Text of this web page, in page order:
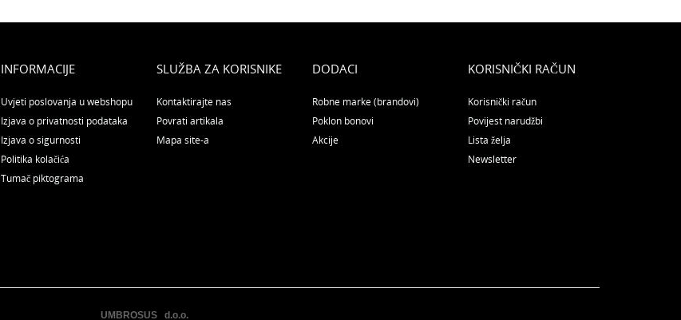
INFORMACIJE
Uvjeti poslovanja u webshopu
Izjava o privatnosti podataka
Izjava o sigurnosti
Politika kolačića
Tumač piktograma
SLUŽBA ZA KORISNIKE
Kontaktirajte nas
Povrati artikala
Mapa site-a
DODACI
Robne marke (brandovi)
Poklon bonovi
Akcije
KORISNIČKI RAČUN
Korisnički račun
Povijest narudžbi
Lista želja
Newsletter
UMBROSUS d.o.o.